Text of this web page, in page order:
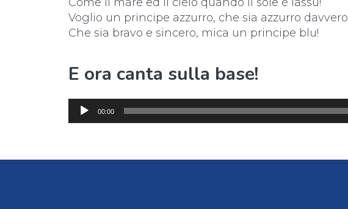
Voglio un principe azzurro, che sia azzurro davvero
Che sia bravo e sincero, mica un principe blu!
E ora canta sulla base!
Audio
Player
00:00